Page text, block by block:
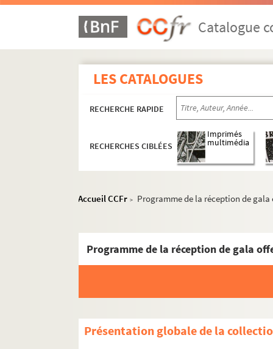
Catalogue
LES CATALOGUES
RECHERCHE RAPIDE
RECHERCHES CIBLÉES
Imprimés
multimédia
Accueil CCFr > Programme de la réception de
Présentation globale de la